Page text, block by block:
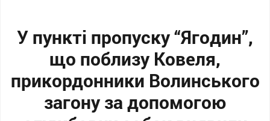
У пункті пропуску “Ягодин”,
що поблизу Ковеля,
прикордонники Волинського
загону за допомогою